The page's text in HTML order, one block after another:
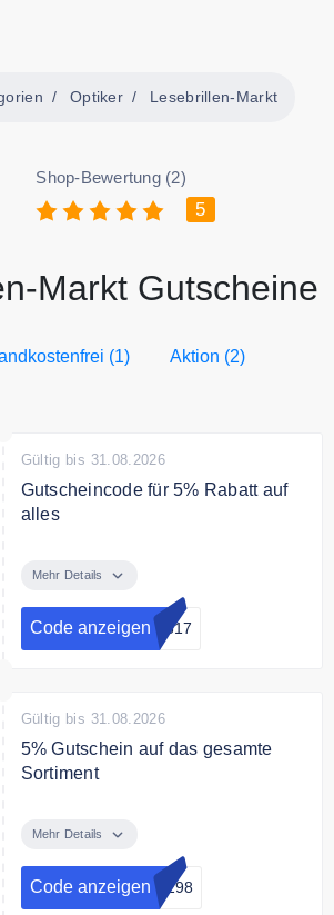
Optiker Lesebrillen-Markt
Shop-Bewertung (2)
5
Markt Gutscheine
(1) Aktion (2)
Gültig bis 31.08.2026
Gutscheincode für 5% Rabatt auf
alles
Gutscheincode 5% Rabatt auf das
gesamte Sortiment.
Mehr Details
Code anzeigen 2617
Gültig bis 31.08.2026
5% Gutschein auf das gesamte
Sortiment
Rabatt auf das gesamte Sortiment.
Mehr Details
Code anzeigen P298